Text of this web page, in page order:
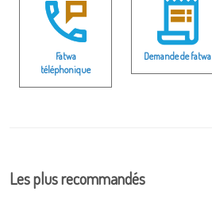
Fatwa
téléphonique
Demande de fatwa
Les plus recommandés